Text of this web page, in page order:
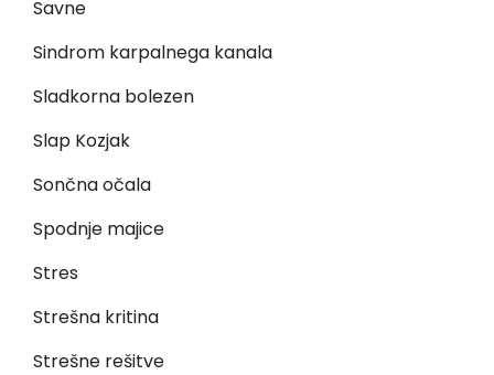
Savne
Sindrom karpalnega kanala
Sladkorna bolezen
Slap Kozjak
Sončna očala
Spodnje majice
Stres
Strešna kritina
Strešne rešitve